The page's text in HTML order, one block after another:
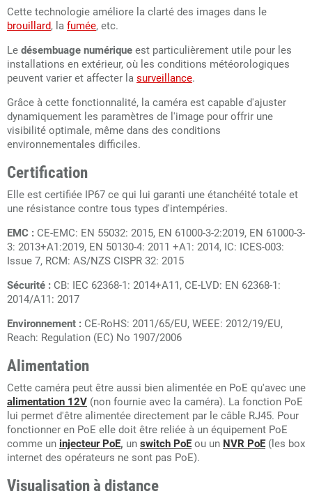
Cette technologie améliore la clarté des images dans le
brouillard, la fumée, etc.
Le désembuage numérique est particulièrement utile pour les
installations en extérieur, où les conditions météorologiques
peuvent varier et affecter la surveillance.
Grâce à cette fonctionnalité, la caméra est capable d'ajuster
dynamiquement les paramètres de l'image pour offrir une
visibilité optimale, même dans des conditions
environnementales difficiles.
Certification
Elle est certifiée IP67 ce qui lui garanti une étanchéité totale et
une résistance contre tous types d'intempéries.
EMC : CE-EMC: EN 55032: 2015, EN 61000-3-2:2019, EN 61000-3-
3: 2013+A1:2019, EN 50130-4: 2011 +A1: 2014, IC: ICES-003:
Issue 7, RCM: AS/NZS CISPR 32: 2015
Sécurité : CB: IEC 62368-1: 2014+A11, CE-LVD: EN 62368-1:
2014/A11: 2017
Environnement : CE-RoHS: 2011/65/EU, WEEE: 2012/19/EU,
Reach: Regulation (EC) No 1907/2006
Alimentation
Cette caméra peut être aussi bien alimentée en PoE qu'avec une
alimentation 12V (non fournie avec la caméra). La fonction PoE
lui permet d'être alimentée directement par le câble RJ45. Pour
fonctionner en PoE elle doit être reliée à un équipement PoE
comme un injecteur PoE, un switch PoE ou un NVR PoE (les box
internet des opérateurs ne sont pas PoE).
Visualisation à distance